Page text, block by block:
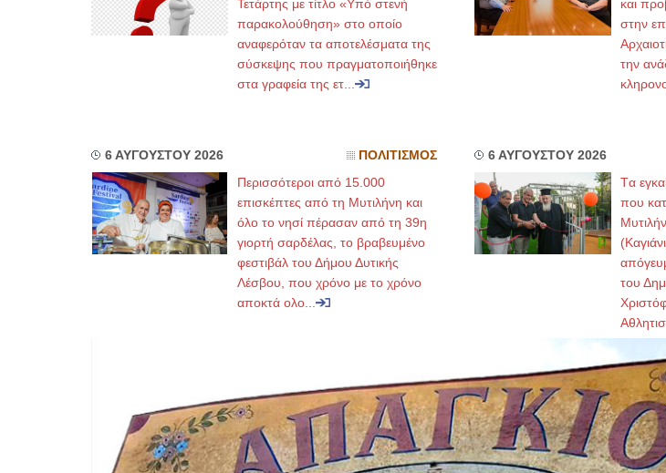
Τετάρτης με τίτλο «Υπό στενή
παρακολούθηση» στο οποίο
αναφερόταν τα αποτελέσματα της
σύσκεψης που πραγματοποιήθηκε
στα γραφεία της ετ...
και
στην
την
6 ΑΥΓΟΥΣΤΟΥ 2026 ΠΟΛΙΤΙΣΜΟΣ
Περισσότεροι από 15.000
επισκέπτες από τη Μυτιλήνη και
όλο το νησί πέρασαν από τη 39η
γιορτή σαρδέλας, το βραβευμένο
φεστιβάλ του Δήμου Δυτικής
Λέσβου, που χρόνο με το χρόνο
αποκτά ολο...
6 ΑΥΓΟΥΣΤΟΥ 2026
Tα
που
του